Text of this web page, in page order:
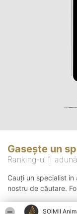
ŞOIMII
Gasește un
Ranking-ul îi
Cauți un specialist
nostru de căutare.